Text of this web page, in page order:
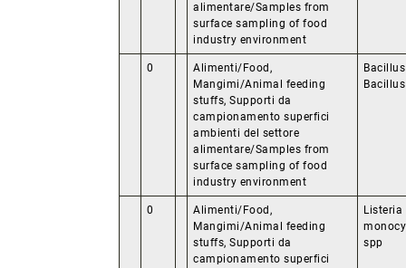
alimentare/Samples from
surface sampling of food
industry environment
0
Alimenti/Food,
Mangimi/Animal feeding
stuffs, Supporti da
campionamento superfici
ambienti del settore
alimentare/Samples from
surface sampling of food
industry environment
0
Alimenti/Food,
Mangimi/Animal feeding
stuffs, Supporti da
campionamento superfici
spp